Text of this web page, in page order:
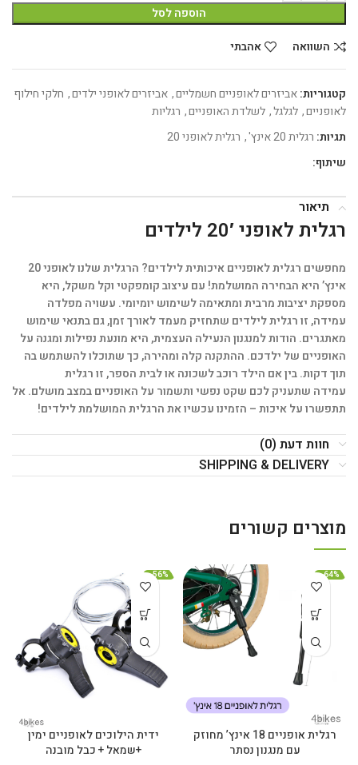
הוספה לסל
השוואה
אהבתי
קטגוריות:אביזרים לאופניים חשמליים, אביזרים לאופני ילדים, חלקי חילוף
לאופניים, לגלגל, לשלדת האופניים, רגליות
תגיות: רגלית 20 אינץ' , רגלית לאופני 20
שיתוף:
תיאור
רגלית לאופני 20′ לילדים
מחפשים רגלית לאופניים איכותית לילדים? הרגלית שלנו לאופני 20
אינץ’ היא הבחירה המושלמת! עם עיצוב קומפקטי וקל משקל, היא
מספקת יציבות מרבית ומתאימה לשימוש יומיומי. עשויה מפלדה
עמידה, זו רגלית לילדים שתחזיק מעמד לאורך זמן, גם בתנאי שימוש
מאתגרים. הודות למנגנון הנעילה העצמית, היא מונעת נפילות ומגנה על
האופניים של ילדכם. ההתקנה קלה ומהירה, כך שתוכלו להשתמש בה
תוך דקות. בין אם הילד רוכב לשכונה או לבית הספר, זו רגלית
עמידה שתעניק לכם שקט נפשי ותשמור על האופניים במצב מושלם. אל
תתפשרו על איכות – הזמינו עכשיו את הרגלית המושלמת לילדים!
חוות דעת (0)
SHIPPING & DELIVERY
מוצרים קשורים
-64%
רגלית אופניים 18 אינץ’ מחוזק
עם מנגנון נסתר
-56%
ידית הילוכים לאופניים ימין
+שמאל + כבל מובנה